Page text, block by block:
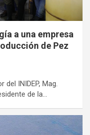
a una empresa
de Pez
INIDEP, Mag.
de la…